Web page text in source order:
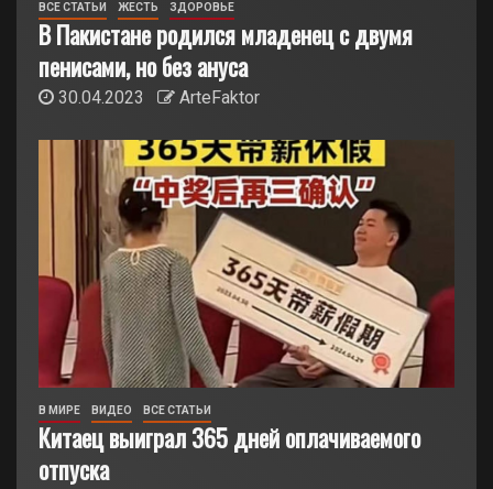
ВСЕ СТАТЬИ ЖЕСТЬ ЗДОРОВЬЕ
В Пакистане родился младенец с двумя
пенисами, но без ануса
30.04.2023 ArteFaktor
В МИРЕ ВИДЕО ВСЕ СТАТЬИ
Китаец выиграл 365 дней оплачиваемого
отпуска